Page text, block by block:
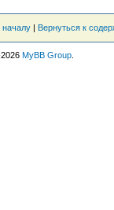
началу | Вернуться к
2026 MyBB Group